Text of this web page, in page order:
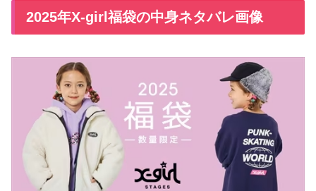
2025年X-girl福袋の中身ネタバレ画像